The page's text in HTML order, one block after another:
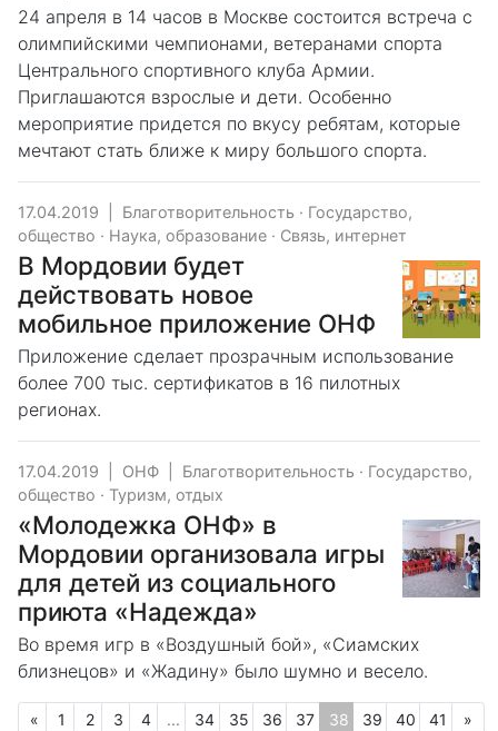
24 апреля в 14 часов в Москве состоится встреча с
олимпийскими чемпионами, ветеранами спорта
Центрального спортивного клуба Армии.
Приглашаются взрослые и дети. Особенно
мероприятие придется по вкусу ребятам, которые
мечтают стать ближе к миру большого спорта.
17.04.2019 Благотворительность · Государство,
общество · Наука, образование · Связь, интернет
В Мордовии будет
действовать новое
мобильное приложение ОНФ
Приложение сделает прозрачным использование
более 700 тыс. сертификатов в 16 пилотных
регионах.
17.04.2019 ОНФ Благотворительность · Государство,
общество · Туризм, отдых
«Молодежка ОНФ» в
Мордовии организовала игры
для детей из социального
приюта «Надежда»
Во время игр в «Воздушный бой», «Сиамских
близнецов» и «Жадину» было шумно и весело.
« Предыдущая
1 2 3 4 ... 34 35 36 37
38
39 40 41 »